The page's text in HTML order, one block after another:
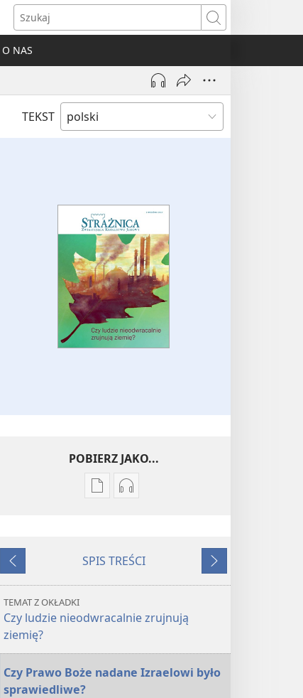
Szukaj
O NAS
TEKST
POBIERZ JAKO...
Ustawienia
STRAŻNICA
nieodwracalnie
Ustawienia
STRAŻNICA
nieodwracalnie
zrujnują
Wstecz
SPIS TREŚCI
Dalej
TEMAT Z OKŁADKI
Czy ludzie nieodwracalnie zrujnują
ziemię?
Czy Prawo Boże nadane Izraelowi było
sprawiedliwe?